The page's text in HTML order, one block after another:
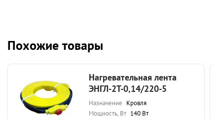
Похожие товары
Нагревательная лента
ЭНГЛ-2Т-0,14/220-5
Назначение Кровля
Мощность, Вт 140 Вт